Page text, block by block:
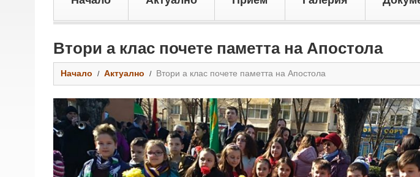
Втори а клас почете паметта на Апостола
Начало Актуално Втори а клас почете паметта на Апостола